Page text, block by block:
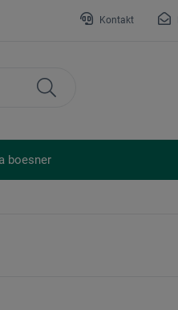
Kontakt
boesner